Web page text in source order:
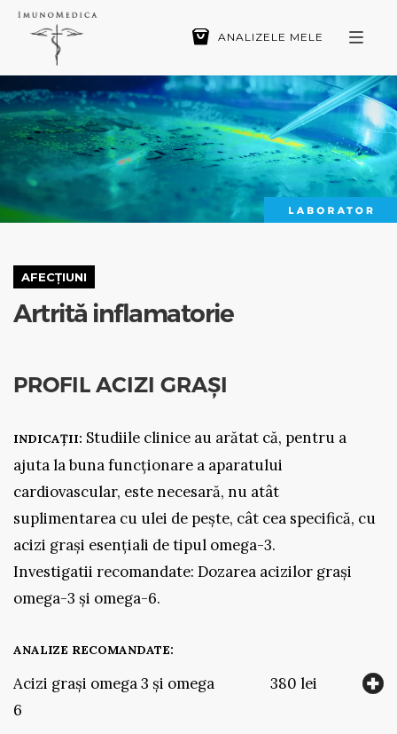
ANALIZE
DIAGNOSTIC
AFECȚIUNI
TESTARE COVID-19
PACIENȚI
CONTACT
CĂUTARE
ANALIZELE MELE
AFECȚIUNI
Artrită inflamatorie
PROFIL ACIZI GRAȘI
INDICAȚII: Studiile clinice au arătat că, pentru a
ajuta la buna funcționare a aparatului
cardiovascular, este necesară, nu atât
suplimentarea cu ulei de pește, cât cea specifică, cu
acizi grași esențiali de tipul omega-3.
Investigatii recomandate: Dozarea acizilor grași
omega-3 și omega-6.
ANALIZE RECOMANDATE:
Acizi grași omega 3 și omega
6
380 lei